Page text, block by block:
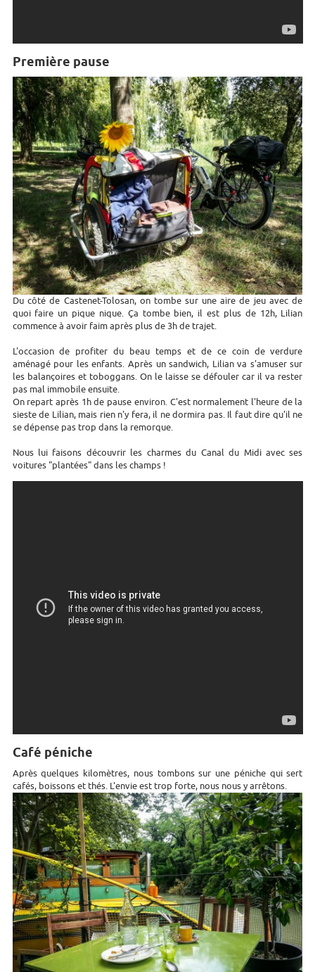
Première pause
Du côté de Castenet-Tolosan, on tombe sur une aire de jeu avec de
quoi faire un pique nique. Ça tombe bien, il est plus de 12h, Lilian
commence à avoir faim après plus de 3h de trajet.
L'occasion de profiter du beau temps et de ce coin de verdure
aménagé pour les enfants. Après un sandwich, Lilian va s'amuser sur
les balançoires et toboggans. On le laisse se défouler car il va rester
pas mal immobile ensuite.
On repart après 1h de pause environ. C'est normalement l'heure de la
sieste de Lilian, mais rien n'y fera, il ne dormira pas. Il faut dire qu'il ne
se dépense pas trop dans la remorque.
Nous lui faisons découvrir les charmes du Canal du Midi avec ses
voitures "plantées" dans les champs !
Café péniche
Après quelques kilomètres, nous tombons sur une péniche qui sert
cafés, boissons et thés. L'envie est trop forte, nous nous y arrêtons.